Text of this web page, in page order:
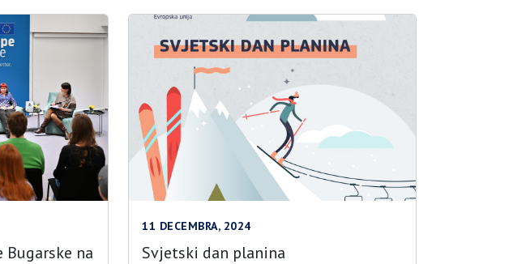
na
11 DECEMBRA, 2024
Svjetski dan planina